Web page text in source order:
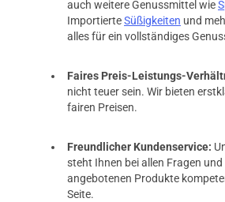
auch weitere Genussmittel wie
ImportierteSüßigkeiten und
alles für ein vollständiges
Faires Preis-Leistungs-
nicht teuer sein. Wir bieten
fairen Preisen.
Freundlicher Kundenservice:
steht Ihnen bei allen Fragen
angebotenen Produkte
Seite.